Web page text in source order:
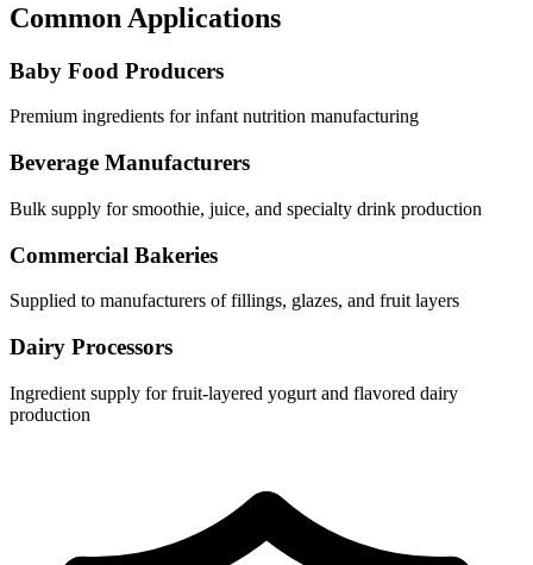
Common Applications
Baby Food Producers
Premium ingredients for infant nutrition manufacturing
Beverage Manufacturers
Bulk supply for smoothie, juice, and specialty drink production
Commercial Bakeries
Supplied to manufacturers of fillings, glazes, and fruit layers
Dairy Processors
Ingredient supply for fruit-layered yogurt and flavored dairy
production